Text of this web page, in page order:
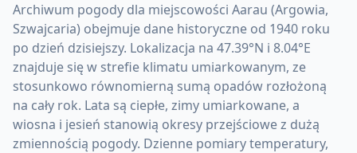
Archiwum pogody dla miejscowości Aarau (Argowia,
Szwajcaria) obejmuje dane historyczne od 1940 roku
po dzień dzisiejszy. Lokalizacja na 47.39°N i 8.04°E
znajduje się w strefie klimatu umiarkowanym, ze
stosunkowo równomierną sumą opadów rozłożoną
na cały rok. Lata są ciepłe, zimy umiarkowane, a
wiosna i jesień stanowią okresy przejściowe z dużą
zmiennością pogody. Dzienne pomiary temperatury,